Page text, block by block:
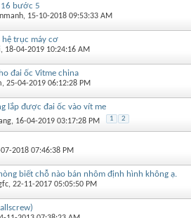
16 bước 5
‎, 15-10-2018 09:53:33 AM
hệ trục máy cơ
‎, 18-04-2019 10:24:16 AM
đai ốc Vitme china
‎, 25-04-2019 06:12:28 PM
lắp được đai ốc vào vít me
‎, 16-04-2019 03:17:28 PM 1 2
2018 07:46:38 PM
biết chỗ nào bán nhôm định hình không ạ.
‎, 22-11-2017 05:05:50 PM